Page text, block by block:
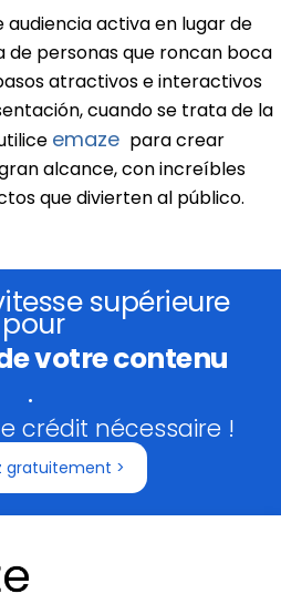
audiencia activa en lugar de
de personas que roncan boca
atractivos e interactivos
cuando se trata de la
emaze para crear
alcance, con increíbles
que divierten al público.
supérieure
pour
votre contenu
.
crédit nécessaire !
gratuitement >